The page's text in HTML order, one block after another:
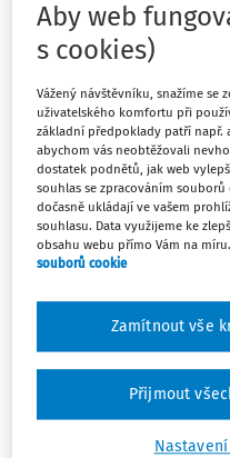
Vydáno: 8. 7. 2026 / 2 minuty
ČLÁNKY
Odměňování
a odpovědi
Právní úprava
nese opakovaně řadu
vyplývající z
praxe. V článku
otázky, např. nové
JUDr. Petr Bukovjan ,Ing.
1. 7. 2026 / 23 minut
Aby web
s cookies)
Vážený návštěvníku, snažíme se
uživatelského komfortu při
základní předpoklady patří např.
abychom vás neobtěžovali
dostatek podnětů, jak web
souhlas se zpracováním
dočasně ukládají ve vašem
souhlasu. Data využijeme ke
obsahu webu přímo Vám na míru.
souborů cookie
Zamítnout vše
Přijmout